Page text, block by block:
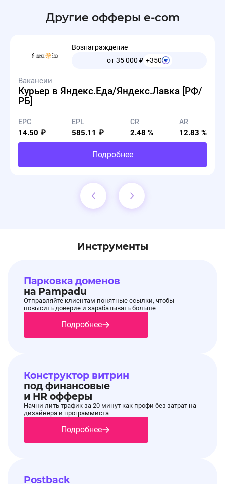
Другие офферы e-com
Вознаграждение
от 35 000 ₽ +350
Вакансии
Курьер в Яндекс.Еда/Яндекс.Лавка [РФ/
РБ]
EPC
14.50 ₽
EPL
585.11 ₽
CR
2.48 %
AR
12.83 %
Подробнее
Инструменты
Парковка доменов
на Pampadu
Отправляйте клиентам понятные ссылки, чтобы
повысить доверие и зарабатывать больше
Подробнее
Конструктор витрин
под финансовые
и HR офферы
Начни лить трафик за 20 минут как профи без затрат на
дизайнера и программиста
Подробнее
Postback